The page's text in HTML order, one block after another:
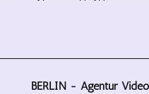
BERLIN - Agentur